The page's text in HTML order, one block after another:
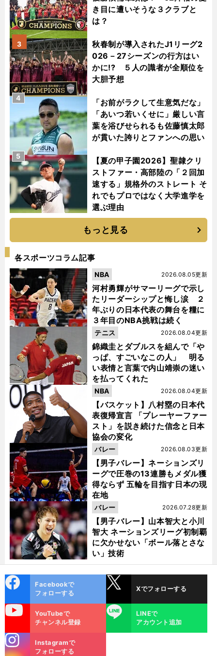
き目に遭いそうな３クラブと
は？
秋春制が導入されたJ1リーグ2
026－27シーズンの行方はい
かに!? ５人の識者が全順位を
大胆予想
3
「お前がラクして生意気だな」
「あいつ若いくせに」厳しい言
葉を浴びせられるも佐藤慎太郎
が貫いた誇りとファンへの思い
4
【夏の甲子園2026】聖隷クリ
ストファー・高部陸の「２回加
速する」規格外のストレート そ
れでもプロではなく大学進学を
選ぶ理由
5
もっと見る
各スポーツコラム記事
河村勇輝がサマーリーグで示し
たリーダーシップと悔し涙 ２
年ぶりの日本代表の舞台を糧に
３年目のNBA挑戦は続く
2026.08.05更新
NBA
錦織圭とダブルスを組んで「や
っぱ、すごいなこの人」 明る
い表情と言葉で内山靖崇の迷い
を払ってくれた
2026.08.04更新
テニス
【バスケット】八村塁の日本代
表復帰宣言 「プレーヤーファー
スト」を説き続けた信念と日本
協会の変化
2026.08.04更新
NBA
【男子バレー】ネーションズリ
ーグで圧巻の13連勝もメダル獲
得ならず 五輪を目指す日本の現
在地
2026.08.03更新
バレー
【男子バレー】山本智大と小川
智大 ネーションズリーグ初制覇
に欠かせない「ボール落とさな
い」技術
2026.07.28更新
バレー
ok
Facebookで
フォローする
Xでフォローする
YouTubeで
チャンネル登録
LINE
LINEで
アカウント追加
m
Instagramで
フォローする